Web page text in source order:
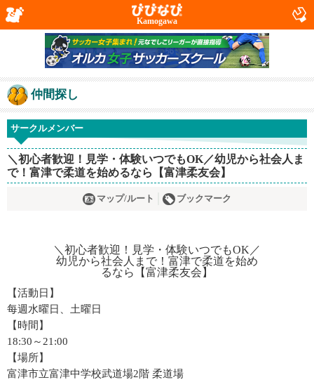
Kamogawa
仲間探し
サークルメンバー
＼初心者歓迎！見学・体験いつでもOK／幼児から社会人ま
で！富津で柔道を始めるなら【富津柔友会】
マップ/ルート ブックマーク
【活動日】
每週水曜日、土曜日
【時間】
18:30～21:00
【場所】
富津市立富津中学校武道場2階 柔道場